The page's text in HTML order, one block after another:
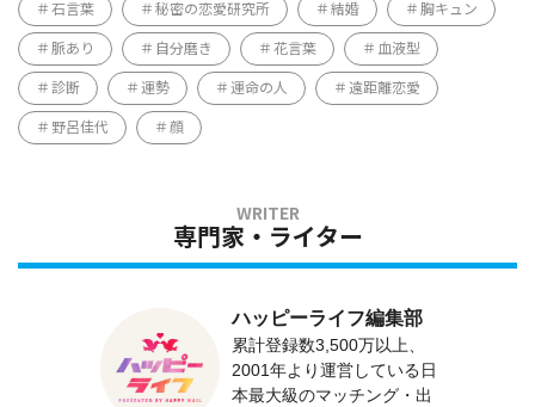
石言葉 秘密の恋愛研究所 結婚 胸キュン
脈あり 自分磨き 花言葉 血液型
診断 運勢 運命の人 遠距離恋愛
野呂佳代 顔
専門家・ライター
ハッピーライフ編集部
累計登録数3,500万以上、
2001年より運営している日
本最大級のマッチング・出